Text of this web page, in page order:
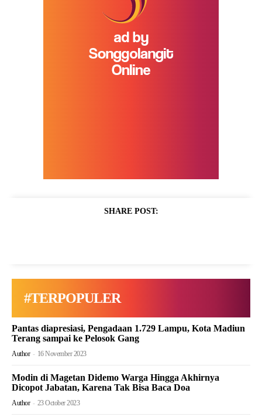
SHARE POST:
#TERPOPULER
Pantas diapresiasi, Pengadaan 1.729 Lampu, Kota Madiun
Terang sampai ke Pelosok Gang
Author - 16 November 2023
Modin di Magetan Didemo Warga Hingga Akhirnya
Dicopot Jabatan, Karena Tak Bisa Baca Doa
Author - 23 October 2023